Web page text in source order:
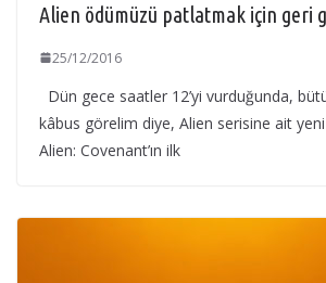
Alien ödümüzü patlatmak için geri
25/12/2016
Dün gece saatler 12’yi vurduğunda,
kâbus görelim diye, Alien serisine ait
Alien: Covenant’ın ilk